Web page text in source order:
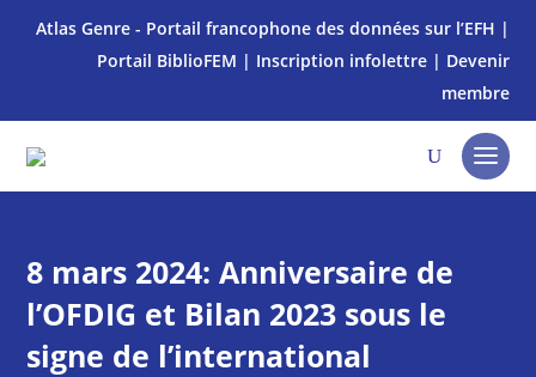
Atlas Genre - Portail francophone des données sur l’EFH |
Portail BiblioFEM | Inscription infolettre| Devenir
membre
8 mars 2024: Anniversaire de
l’OFDIG et Bilan 2023 sous le
signe de l’international